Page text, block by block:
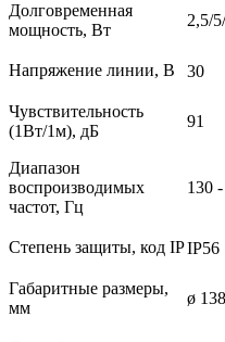
Долговременная
мощность, Вт
2,5/
Напряжение линии, В 30
Чувствительность
(1Вт/1м), дБ
91
Диапазон
воспроизводимых
частот, Гц
130
Степень защиты, код IPIP56
Габаритные размеры,
мм
ø